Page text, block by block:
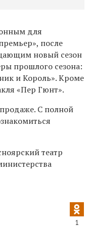
для
после
новый сезон
прошлого сезона:
и Король». Кроме
«Пер Гюнт».
С полной
театр
1